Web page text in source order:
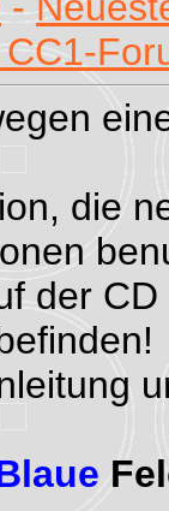
die
der